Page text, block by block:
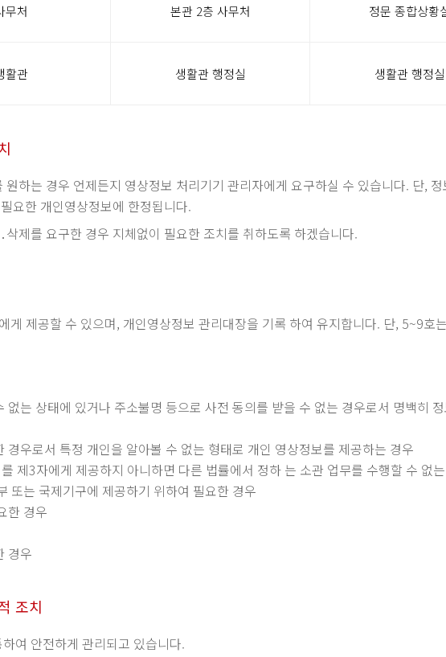
무처 본관 2층 사무처 정문 종합상황
활관 생활관 행정실 생활관 행정실
하는 경우 언제든지 영상정보 처리기기 관리자에게 요구하실 수 있습니다. 단,
요한 개인영상정보에 한정됩니다.
제를 요구한 경우 지체없이 필요한 조치를 취하도록 하겠습니다.
제공할 수 있으며, 개인영상정보 관리대장을 기록 하여 유지합니다. 단, 5~9호
는 상태에 있거나 주소불명 등으로 사전 동의를 받을 수 없는 경우로서 명백히
우로서 특정 개인을 알아볼 수 없는 형태로 개인 영상정보를 제공하는 경우
제3자에게 제공하지 아니하면 다른 법률에서 정하 는 소관 업무를 수행할 수 없
또는 국제기구에 제공하기 위하여 필요한 경우
한 경우
경우
조치
여 안전하게 관리되고 있습니다.